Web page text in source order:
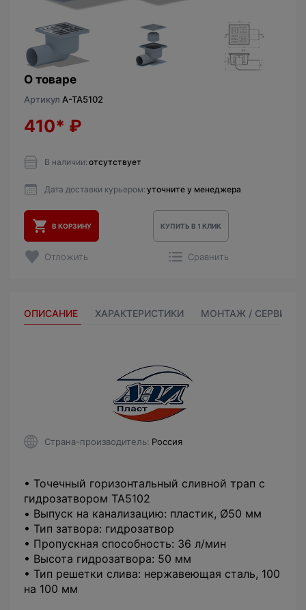
О товаре
Артикул A-TA5102
410* ₽
В наличии: отсутствует
Дата доставки курьером: уточните у менеджера
В КОРЗИНУ КУПИТЬ В 1 КЛИК
Отложить Сравнить
ОПИСАНИЕ ХАРАКТЕРИСТИКИ МОНТАЖ / СЕРВИС
Страна-производитель Россия
• Точечный горизонтальный сливной трап с
гидрозатвором TA5102
• Выпуск на канализацию: пластик, Ø50 мм
• Тип затвора: гидрозатвор
• Пропускная способность: 36 л/мин
• Высота гидрозатвора: 50 мм
• Тип решетки слива: нержавеющая сталь, 100
на 100 мм